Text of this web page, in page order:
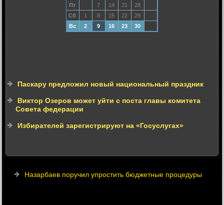
Пт
7 14 21
28
Сб
1 8 15 22
29
Вс
2 9 16 23 30
Паскару предложил новый национальный праздник
Виктор Озеров может уйти с поста главы комитета
Совета федерации
Избирателей зарегистрируют на «Госуслугах»
Назарбаев поручил упростить бюджетные процедуры